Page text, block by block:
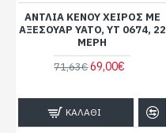
ΑΝΤΛΊΑ ΚΕΝΟΎ ΧΕΙΡΌΣ ΜΕ
ΑΞΕΣΟΥΆΡ YATO, YT 0674, 22
ΜΈΡΗ
71,63€69,00€
ΚΑΛΆΘΙ